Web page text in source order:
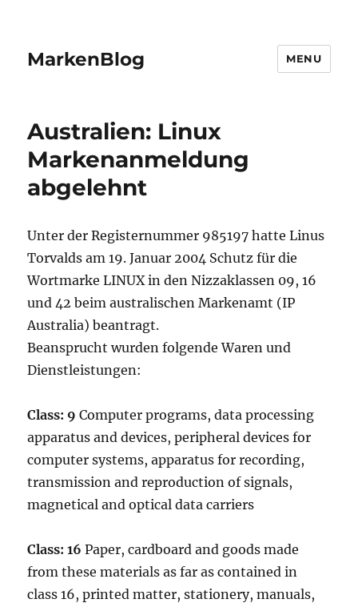
MarkenBlog MENU
Australien: Linux
Markenanmeldung
abgelehnt
Unter der Registernummer 985197 hatte Linus
Torvalds am 19. Januar 2004 Schutz für die
Wortmarke LINUX in den Nizzaklassen 09, 16
und 42 beim australischen Markenamt (IP
Australia) beantragt.
Beansprucht wurden folgende Waren und
Dienstleistungen:
Class: 9Computer programs, data processing
apparatus and devices, peripheral devices for
computer systems, apparatus for recording,
transmission and reproduction of signals,
magnetical and optical data carriers
Class: 16 Paper, cardboard and goods made
from these materials as far as contained in
class 16, printed matter, stationery, manuals,